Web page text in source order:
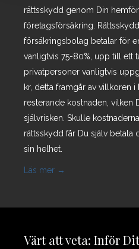
rättsskydd genom Din
företagsförsäkring.
försäkringsbolag betalar för
vanligtvis 75-80%, upp till ett
privatpersoner vanligtvis
kr, detta framgår av villkoren i
resterande kostnaden, vilken
självrisken. Skulle
rättsskydd får Du själv
sin helhet.
Läs mer →
Värt att veta: Inför